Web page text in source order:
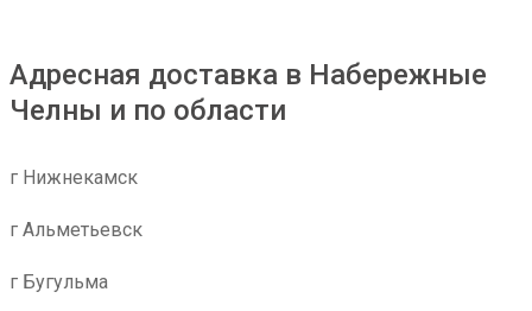
Адресная доставка в Набережные
Челны и по области
г Нижнекамск
г Альметьевск
г Бугульма